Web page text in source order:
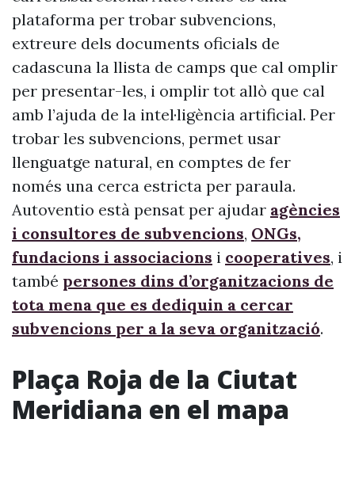
plataforma per trobar subvencions,
extreure dels documents oficials de
cadascuna la llista de camps que cal omplir
per presentar-les, i omplir tot allò que cal
amb l’ajuda de la intel·ligència artificial. Per
trobar les subvencions, permet usar
llenguatge natural, en comptes de fer
només una cerca estricta per paraula.
Autoventio està pensat per ajudar agències
i consultores de subvencions, ONGs,
fundacions i associacions i cooperatives, i
també persones dins d’organitzacions de
tota mena que es dediquin a cercar
subvencions per a la seva organització.
Plaça Roja de la Ciutat
Meridiana en el mapa